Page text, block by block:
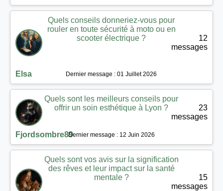
Quels conseils donneriez-vous pour
rouler en toute sécurité à moto ou en
scooter électrique ?
Elsa
12
messages
Dernier message : 01 Juillet 2026
Quels sont les meilleurs conseils pour
offrir un soin esthétique à Lyon ?
Fjordsombre89
23
messages
Dernier message : 12 Juin 2026
Quels sont vos avis sur la signification
des rêves et leur impact sur la santé
mentale ?
15
messages